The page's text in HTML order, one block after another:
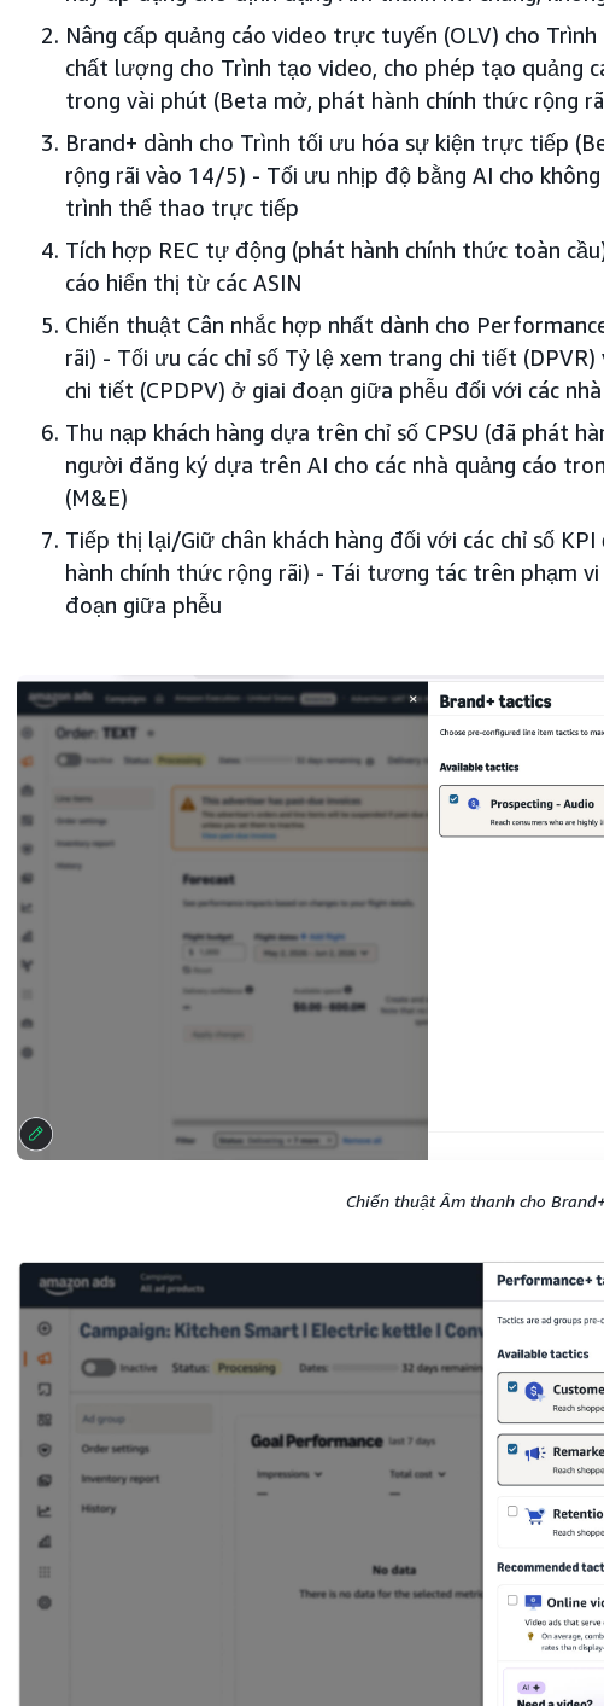
Nâng cấp quảng cáo video trực tuyến (OLV) cho
chất lượng cho Trình tạo video, cho phép tạo quảng
trong vài phút (Beta mở, phát hành chính thức rộng
Brand+ dành cho Trình tối ưu hóa sự kiện trực tiếp
rộng rãi vào 14/5) - Tối ưu nhịp độ bằng AI cho
trình thể thao trực tiếp
Tích hợp REC tự động (phát hành chính thức toàn
cáo hiển thị từ các ASIN
Chiến thuật Cân nhắc hợp nhất dành cho
rãi) - Tối ưu các chỉ số Tỷ lệ xem trang chi tiết
chi tiết (CPDPV) ở giai đoạn giữa phễu đối với các
Thu nạp khách hàng dựa trên chỉ số CPSU (đã phát
người đăng ký dựa trên AI cho các nhà quảng cáo
(M&E)
Tiếp thị lại/Giữ chân khách hàng đối với các chỉ số
hành chính thức rộng rãi) - Tái tương tác trên phạm
đoạn giữa phễu
Chiến thuật Âm thanh cho